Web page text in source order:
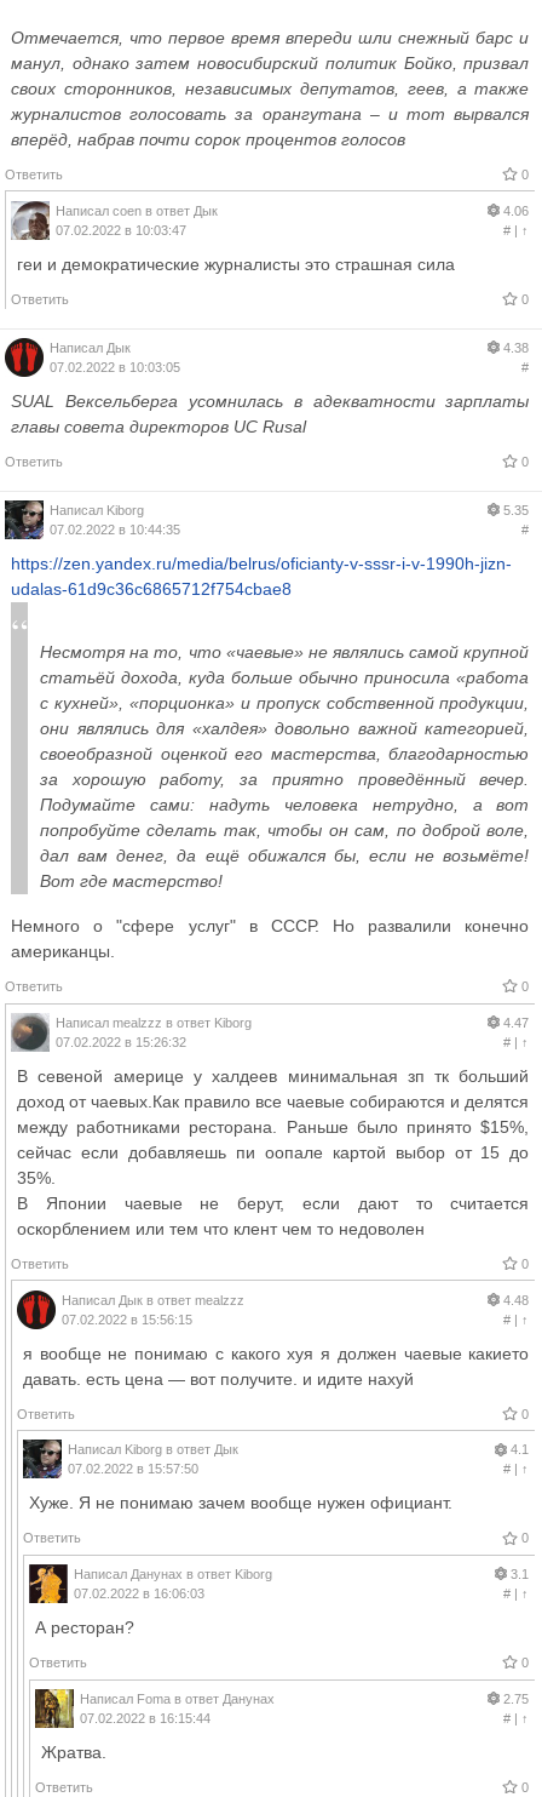
Отмечается, что первое время впереди шли снежный барс и
манул, однако затем новосибирский политик Бойко, призвал
своих сторонников, независимых депутатов, геев, а также
журналистов голосовать за орангутана – и тот вырвался
вперёд, набрав почти сорок процентов голосов
Ответить 0
Написал coen в ответ Дык
07.02.2022 в 10:03:47
4.06
#| ↑
геи и демократические журналисты это страшная сила
Ответить 0
Написал Дык
07.02.2022 в 10:03:05
4.38
#
SUAL Вексельберга усомнилась в адекватности зарплаты
главы совета директоров UC Rusal
Ответить 0
Написал Kiborg
07.02.2022 в 10:44:35
5.35
#
https://zen.yandex.ru/media/belrus/oficianty-v-sssr-i-v-1990h-jizn-
udalas-61d9c36c6865712f754cbae8
Несмотря на то, что «чаевые» не являлись самой крупной
статьёй дохода, куда больше обычно приносила «работа
с кухней», «порционка» и пропуск собственной продукции,
они являлись для «халдея» довольно важной категорией,
своеобразной оценкой его мастерства, благодарностью
за хорошую работу, за приятно проведённый вечер.
Подумайте сами: надуть человека нетрудно, а вот
попробуйте сделать так, чтобы он сам, по доброй воле,
дал вам денег, да ещё обижался бы, если не возьмёте!
Вот где мастерство!
Немного о "сфере услуг" в СССР. Но развалили конечно
американцы.
Ответить 0
Написал mealzzz в ответ Kiborg
07.02.2022 в 15:26:32
4.47
#| ↑
В севеной америце у халдеев минимальная зп тк больший
доход от чаевых.Как правило все чаевые собираются и делятся
между работниками ресторана. Раньше было принято $15%,
сейчас если добавляешь пи оопале картой выбор от 15 до
35%.
В Японии чаевые не берут, если дают то считается
оскорблением или тем что клент чем то недоволен
Ответить 0
Написал Дык в ответ mealzzz
07.02.2022 в 15:56:15
4.48
#| ↑
я вообще не понимаю с какого хуя я должен чаевые какието
давать. есть цена — вот получите. и идите нахуй
Ответить 0
Написал Kiborg в ответ Дык
07.02.2022 в 15:57:50
4.1
#| ↑
Хуже. Я не понимаю зачем вообще нужен официант.
Ответить 0
Написал Данунах в ответ Kiborg
07.02.2022 в 16:06:03
3.1
#| ↑
А ресторан?
Ответить 0
Написал Foma в ответ Данунах
07.02.2022 в 16:15:44
2.75
#| ↑
Жратва.
Ответить 0